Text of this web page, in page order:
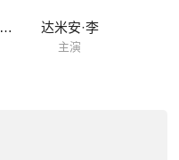
丽塔·考里基 达米安·李
主演